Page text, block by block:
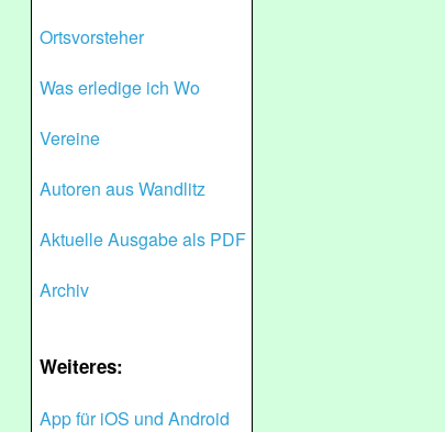
Ortsvorsteher
Was erledige ich Wo
Vereine
Autoren aus Wandlitz
Aktuelle Ausgabe als PDF
Archiv
Weiteres:
App für iOS und Android